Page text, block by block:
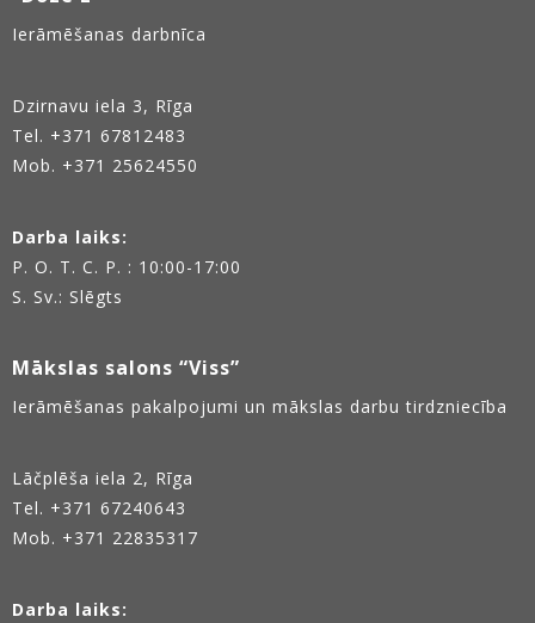
Ierāmēšanas darbnīca
Dzirnavu iela 3, Rīga
Tel. +371 67812483
Mob. +371 25624550
Darba laiks:
P. O. T. C. P. : 10:00-17:00
S. Sv.: Slēgts
Mākslas salons “Viss”
Ierāmēšanas pakalpojumi un mākslas darbu tirdzniecība
Lāčplēša iela 2, Rīga
Tel. +371 67240643
Mob. +371 22835317
Darba laiks: